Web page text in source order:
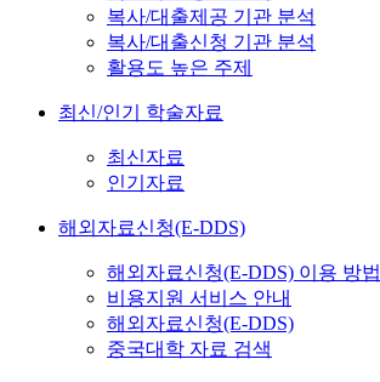
복사/대출제공 기관 분석
복사/대출신청 기관 분석
활용도 높은 주제
최신/인기 학술자료
최신자료
인기자료
해외자료신청(E-DDS)
해외자료신청(E-DDS) 이용 방법
비용지원 서비스 안내
해외자료신청(E-DDS)
중국대학 자료 검색